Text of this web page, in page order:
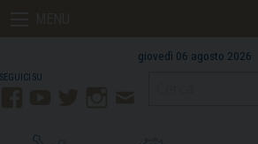
giovedì 06 agosto 2026